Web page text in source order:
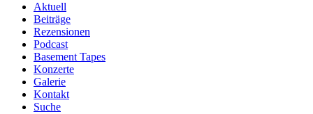
Aktuell
Beiträge
Rezensionen
Podcast
Basement Tapes
Konzerte
Galerie
Kontakt
Suche